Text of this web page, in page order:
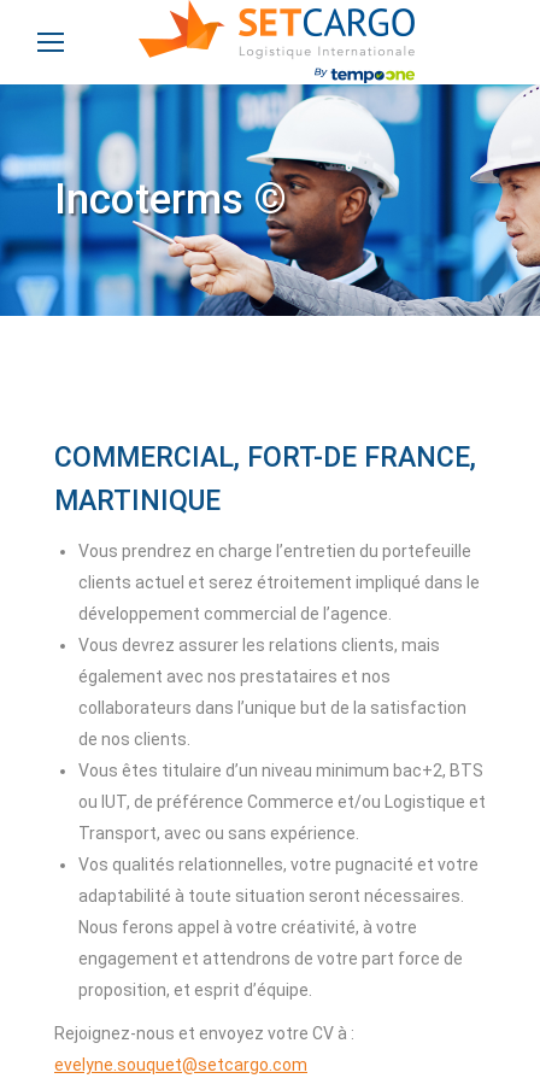
Incoterms ©
COMMERCIAL, FORT-DE FRANCE,
MARTINIQUE
Vous prendrez en charge l’entretien du portefeuille
clients actuel et serez étroitement impliqué dans le
développement commercial de l’agence.
Vous devrez assurer les relations clients, mais
également avec nos prestataires et nos
collaborateurs dans l’unique but de la satisfaction
de nos clients.
Vous êtes titulaire d’un niveau minimum bac+2, BTS
ou IUT, de préférence Commerce et/ou Logistique et
Transport, avec ou sans expérience.
Vos qualités relationnelles, votre pugnacité et votre
adaptabilité à toute situation seront nécessaires.
Nous ferons appel à votre créativité, à votre
engagement et attendrons de votre part force de
proposition, et esprit d’équipe.
Rejoignez-nous et envoyez votre CV à :
evelyne.souquet@setcargo.com